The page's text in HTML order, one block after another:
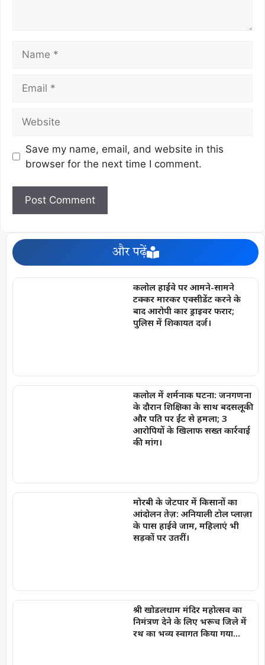
Save my name, email, and website in this
browser for the next time I comment.
और पढ़ें
कलोल हाईवे पर आमने-सामने
टक्कर मारकर एक्सीडेंट करने के
बाद आरोपी कार ड्राइवर फरार;
पुलिस में शिकायत दर्ज।
कलोल में शर्मनाक घटना: जनगणना
के दौरान शिक्षिका के साथ बदसलूकी
और पति पर ईंट से हमला; 3
आरोपियों के खिलाफ सख्त कार्रवाई
की मांग।
मोरबी के जेटपार में किसानों का
आंदोलन तेज़: अनियाली टोल प्लाज़ा
के पास हाईवे जाम, महिलाएं भी
सड़कों पर उतरीं।
श्री खोडलधाम मंदिर महोत्सव का
निमंत्रण देने के लिए भरूच जिले में
रथ का भव्य स्वागत किया गया…